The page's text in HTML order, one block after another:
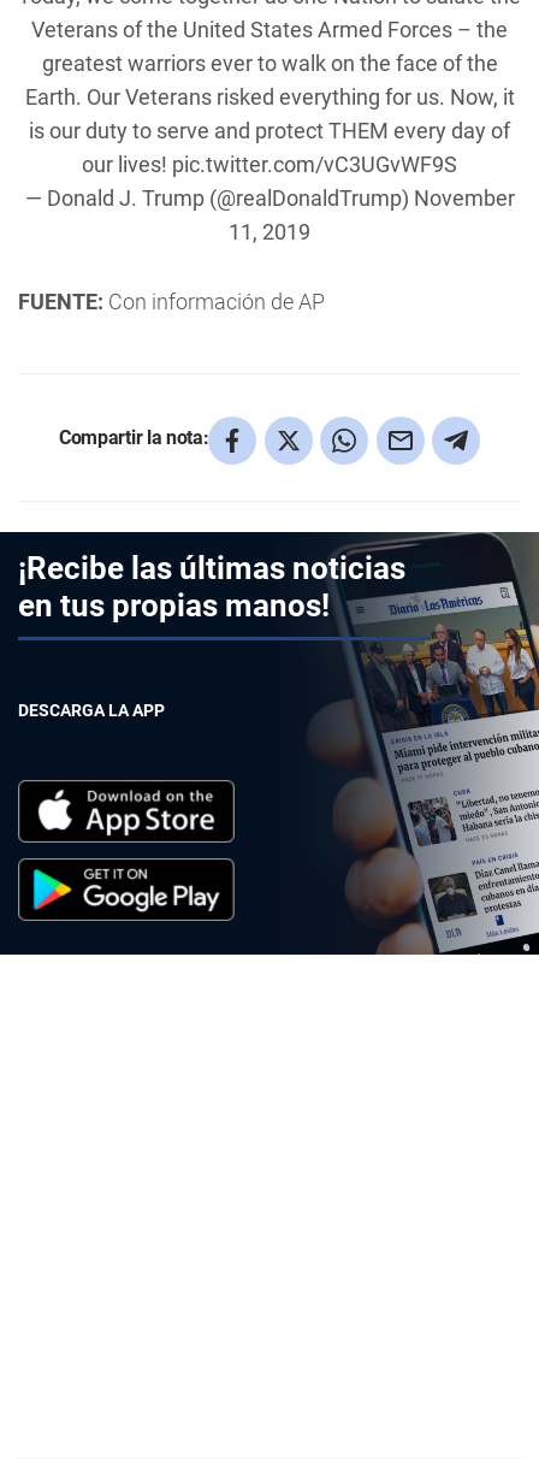
Veterans of the United States Armed Forces – the
greatest warriors ever to walk on the face of the
Earth. Our Veterans risked everything for us. Now, it
is our duty to serve and protect THEM every day of
our lives! pic.twitter.com/vC3UGvWF9S
— Donald J. Trump (@realDonaldTrump) November
11, 2019
FUENTE: Con información de AP
Compartir la nota:
¡Recibe las últimas noticias
en tus propias manos!
DESCARGA LA APP